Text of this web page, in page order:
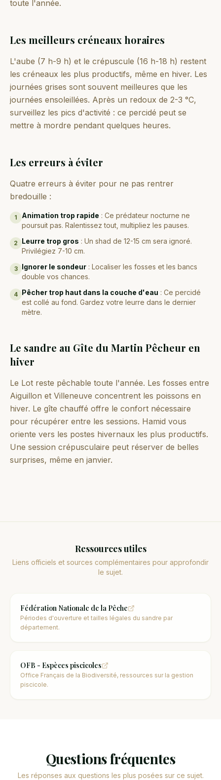
toute l'année.
Les meilleurs créneaux horaires
L'aube (7 h-9 h) et le crépuscule (16 h-18 h) restent
les créneaux les plus productifs, même en hiver. Les
journées grises sont souvent meilleures que les
journées ensoleillées. Après un redoux de 2-3 °C,
surveillez les pics d'activité : ce percidé peut se
mettre à mordre pendant quelques heures.
Les erreurs à éviter
Quatre erreurs à éviter pour ne pas rentrer
bredouille :
1 Animation trop rapide : Ce prédateur nocturne ne
poursuit pas. Ralentissez tout, multipliez les pauses.
2 Leurre trop gros : Un shad de 12-15 cm sera ignoré.
Privilégiez 7-10 cm.
3 Ignorer le sondeur : Localiser les fosses et les bancs
double vos chances.
4 Pêcher trop haut dans la couche d'eau : Ce percidé
est collé au fond. Gardez votre leurre dans le dernier
mètre.
Le sandre au Gîte du Martin Pêcheur en
hiver
Le Lot reste pêchable toute l'année. Les fosses entre
Aiguillon et Villeneuve concentrent les poissons en
hiver. Le gîte chauffé offre le confort nécessaire
pour récupérer entre les sessions. Hamid vous
oriente vers les postes hivernaux les plus productifs.
Une session crépusculaire peut réserver de belles
surprises, même en janvier.
Ressources utiles
Liens officiels et sources complémentaires pour approfondir
le sujet.
Fédération Nationale de la Pêche
Périodes d'ouverture et tailles légales du sandre par
département.
OFB - Espèces piscicoles
Office Français de la Biodiversité, ressources sur la gestion
piscicole.
Questions fréquentes
Les réponses aux questions les plus posées sur ce sujet.